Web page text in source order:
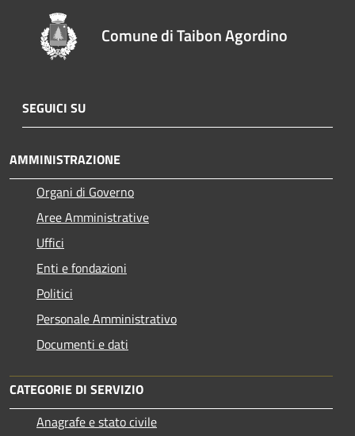
Comune di Taibon Agordino
SEGUICI SU
AMMINISTRAZIONE
Organi di Governo
Aree Amministrative
Uffici
Enti e fondazioni
Politici
Personale Amministrativo
Documenti e dati
CATEGORIE DI SERVIZIO
Anagrafe e stato civile